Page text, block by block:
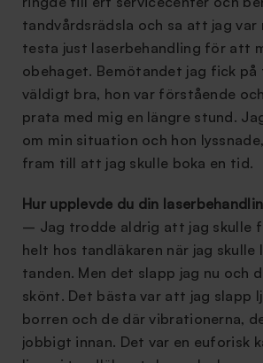
tandvårdsrädsla och sa att jag var
testa just laserbehandling för att
obehaget. Bemötandet jag fick på
väldigt bra, hon var förstående
prata med mig en längre stund.
om min situation och hon
fram till att jag skulle boka en tid.
Hur upplevde du din
– Jag trodde aldrig att jag skulle
helt hos tandläkaren när jag skulle
tanden. Men det slapp jag nu och
skönt. Det bästa var att jag slapp
borren och de där vibrationerna,
jobbigt innan. Det var en euforisk